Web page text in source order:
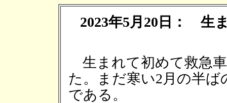
2023年5月20日： 生
生まれて初めて救急
た。まだ寒い2月の半ば
である。